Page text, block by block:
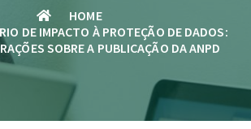
HOME
DE IMPACTO À PROTEÇÃO DE DADOS:
SOBRE A PUBLICAÇÃO DA ANPD